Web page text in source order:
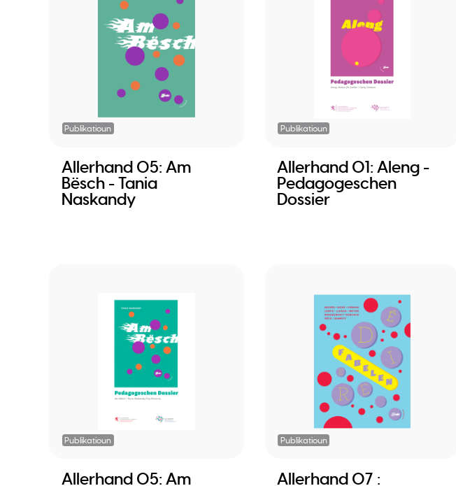
Publikatioun
Allerhand 05: Am
Bësch - Tania
Naskandy
Publikatioun
Allerhand 01: Aleng -
Pedagogeschen
Dossier
Publikatioun
Allerhand 05: Am
Publikatioun
Allerhand 07 :